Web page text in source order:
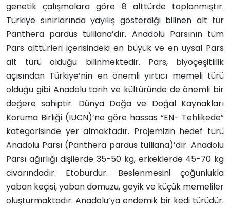
genetik çalışmalara göre 8 alttürde toplanmıştır.
Türkiye sınırlarında yayılış gösterdiği bilinen alt tür
Panthera pardus tulliana’dır. Anadolu Parsının tüm
Pars alttürleri içerisindeki en büyük ve en uysal Pars
alt türü olduğu bilinmektedir. Pars, biyoçeşitlilik
açısından Türkiye’nin en önemli yırtıcı memeli türü
olduğu gibi Anadolu tarih ve kültüründe de önemli bir
değere sahiptir. Dünya Doğa ve Doğal Kaynakları
Koruma Birliği (IUCN)’ne göre hassas “EN- Tehlikede”
kategorisinde yer almaktadır. Projemizin hedef türü
Anadolu Parsı (Panthera pardus tulliana)’dır. Anadolu
Parsı ağırlığı dişilerde 35-50 kg, erkeklerde 45-70 kg
civarındadır. Etoburdur. Beslenmesini çoğunlukla
yaban keçisi, yaban domuzu, geyik ve küçük memeliler
oluşturmaktadır. Anadolu’ya endemik bir kedi türüdür.